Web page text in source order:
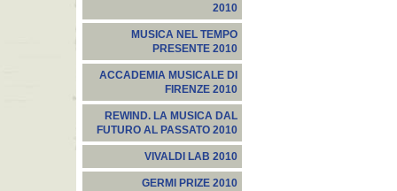
2010
MUSICA NEL TEMPO
PRESENTE 2010
ACCADEMIA MUSICALE DI
FIRENZE 2010
REWIND. LA MUSICA DAL
FUTURO AL PASSATO 2010
VIVALDI LAB 2010
GERMI PRIZE 2010